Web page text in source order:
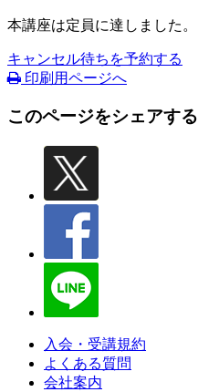
本講座は定員に達しました。
キャンセル待ちを予約する
印刷用ページへ
このページをシェアする
入会・受講規約
よくある質問
会社案内